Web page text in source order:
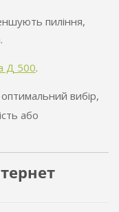
пиління,
Д 500.
оптимальний вибір,
або